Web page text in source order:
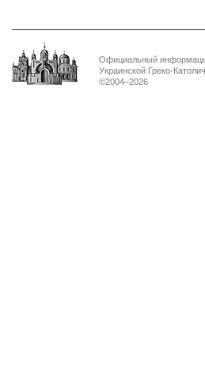
Официальный
Украинской Греко-
©2004–2026